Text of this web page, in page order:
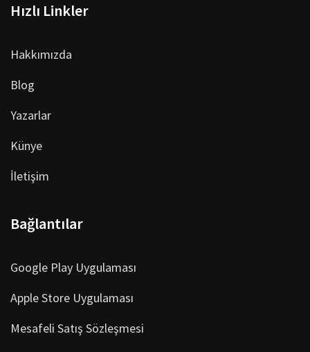
Hızlı Linkler
Hakkımızda
Blog
Yazarlar
Künye
İletişim
Bağlantılar
Google Play Uygulaması
Apple Store Uygulaması
Mesafeli Satış Sözleşmesi